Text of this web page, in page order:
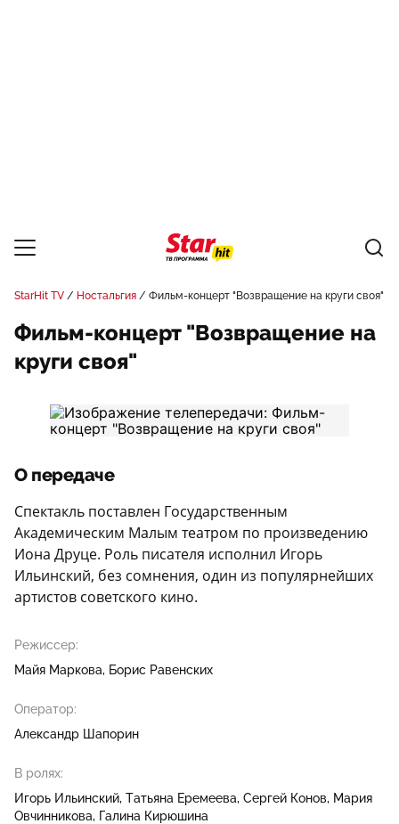
StarHit TV Ностальгия Фильм-концерт "Возвращение на круги своя"
Фильм-концерт "Возвращение на
круги своя"
О передаче
Спектакль поставлен Государственным
Академическим Малым театром по произведению
Иона Друце. Роль писателя исполнил Игорь
Ильинский, без сомнения, один из популярнейших
артистов советского кино.
Режиссер:
Майя Маркова
Борис Равенских
Оператор:
Александр Шапорин
В ролях:
Игорь Ильинский Татьяна Еремеева Сергей Конов
Мария
Овчинникова
Галина Кирюшина